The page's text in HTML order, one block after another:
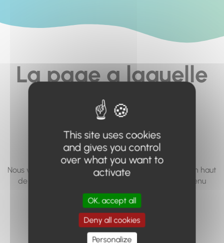
La page a laquelle
vous cherchez à
accéder n'existe
pas... ou plus.
Nous vous invitons à utiliser le moteur de recherche en haut
de page, ou à utiliser le menu pour trouver le contenu
recherché.
Retour à l'accueil
This site uses cookies
and gives you control
over what you want to
activate
OK, accept all
Deny all cookies
Personalize